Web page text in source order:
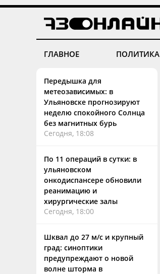
ГЛАВНОЕ ПОЛИТИКА
Передышка для
метеозависимых: в
Ульяновске прогнозируют
неделю спокойного Солнца
без магнитных бурь
Сегодня, 18:08
По 11 операций в сутки: в
ульяновском
онкодиспансере обновили
реанимацию и
хирургические залы
Сегодня, 18:00
Шквал до 27 м/с и крупный
град: синоптики
предупреждают о новой
волне шторма в